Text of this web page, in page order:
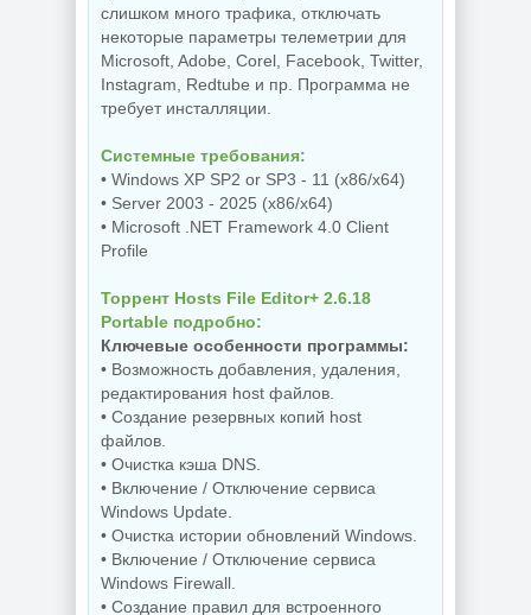
слишком много трафика, отключать
некоторые параметры телеметрии для
Microsoft, Adobe, Corel, Facebook, Twitter,
Instagram, Redtube и пр. Программа не
требует инсталляции.
Системные требования:
• Windows XP SP2 or SP3 - 11 (x86/x64)
• Server 2003 - 2025 (x86/x64)
• Microsoft .NET Framework 4.0 Client
Profile
Торрент Hosts File Editor+ 2.6.18
Portable подробно:
Ключевые особенности программы:
• Возможность добавления, удаления,
редактирования host файлов.
• Создание резервных копий host
файлов.
• Очистка кэша DNS.
• Включение / Отключение сервиса
Windows Update.
• Очистка истории обновлений Windows.
• Включение / Отключение сервиса
Windows Firewall.
• Создание правил для встроенного